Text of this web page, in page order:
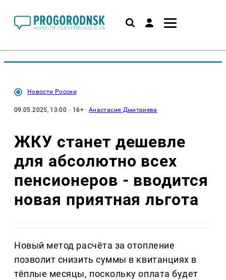
Новости России
09.05.2025, 13:00 · 16+ ·Анастасия Дмитриева
ЖКУ станет дешевле
для абсолютно всех
пенсионеров - вводится
новая приятная льгота
Новый метод расчёта за отопление
позволит снизить суммы в квитанциях в
тёплые месяцы, поскольку оплата будет